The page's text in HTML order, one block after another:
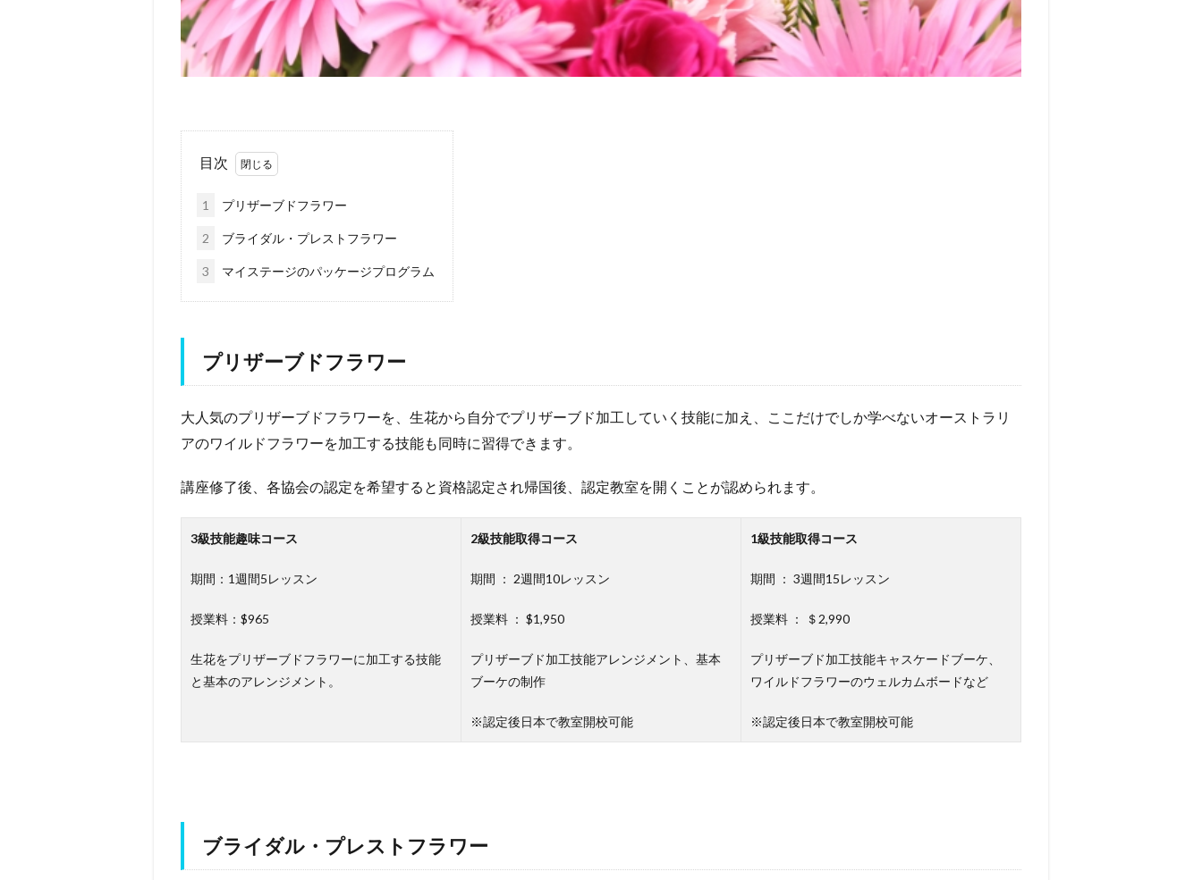
目次
1 プリザーブドフラワー
2 ブライダル・プレストフラワー
3 マイステージのパッケージプログラム
プリザーブドフラワー
大人気のプリザーブドフラワーを、生花から自分でプリザーブド加工していく技能に加え、ここだけでしか学べないオーストラリ
アのワイルドフラワーを加工する技能も同時に習得できます。
講座修了後、各協会の認定を希望すると資格認定され帰国後、認定教室を開くことが認められます。
3級技能趣味コース
期間：1週間5レッスン
授業料：$965
生花をプリザーブドフラワーに加工する技能
と基本のアレンジメント。
2級技能取得コース
期間 ： 2週間10レッスン
授業料 ： $1,950
プリザーブド加工技能アレンジメント、基本
ブーケの制作
※認定後日本で教室開校可能
1級技能取得コース
期間 ： 3週間15レッスン
授業料 ： ＄2,990
プリザーブド加工技能キャスケードブーケ、
ワイルドフラワーのウェルカムボードなど
※認定後日本で教室開校可能
ブライダル・プレストフラワー